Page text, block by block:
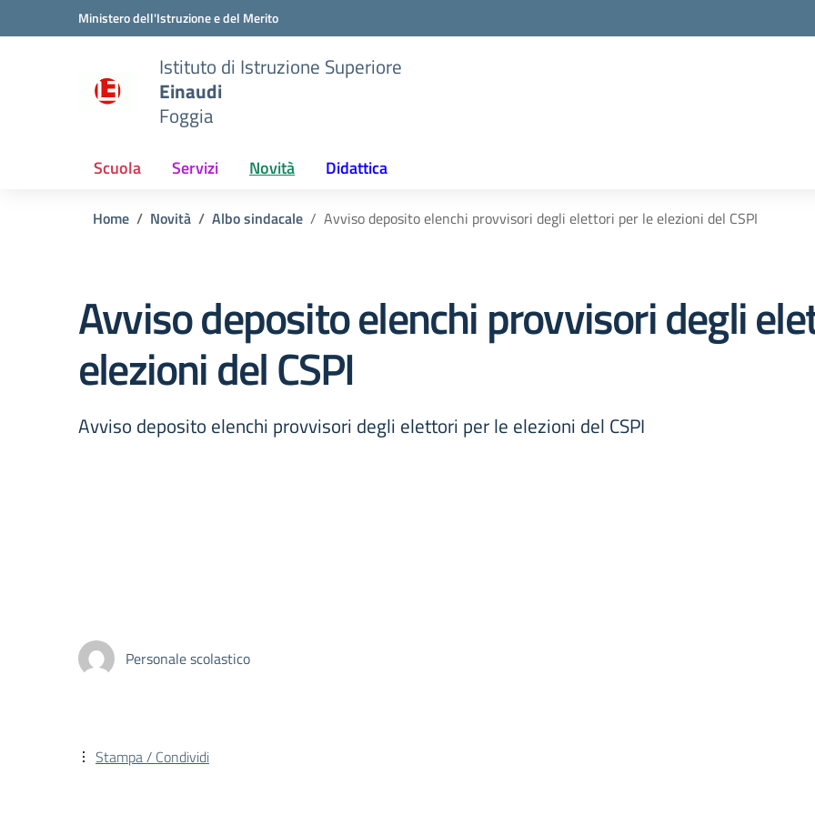
Vai ai contenuti
Vai al menu di navigazioneMinistero dell'Istruzione e del Merito
Istituto di Istruzione Superiore
Einaudi
Foggia
Scuola Servizi Novità Didattica
Home Novità Albo sindacale Avviso deposito elenchi provvisori degli elettori per le elezioni del CSPI
Avviso deposito elenchi provvisori degli
elezioni del CSPI
Avviso deposito elenchi provvisori degli elettori per le elezioni del CSPI
Personale scolastico
Stampa / Condividi